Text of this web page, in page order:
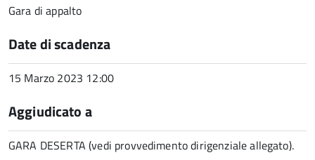
Gara di appalto
Date di scadenza
15 Marzo 2023 12:00
Aggiudicato a
GARA DESERTA (vedi provvedimento dirigenziale allegato).